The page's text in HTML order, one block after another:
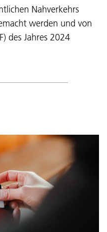
Nahverkehrs
werden und von
des Jahres 2024